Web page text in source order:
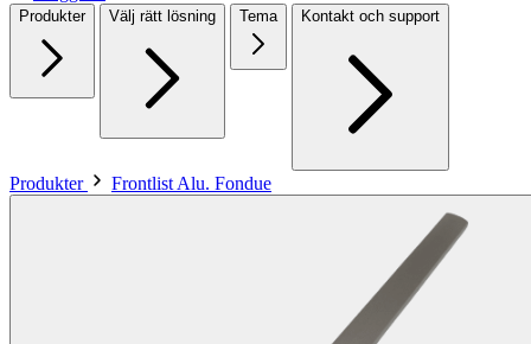
Produkter Välj rätt lösning Tema Kontakt och support
Produkter Frontlist Alu. Fondue